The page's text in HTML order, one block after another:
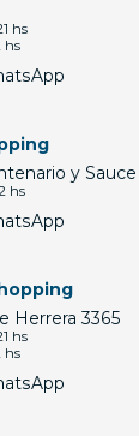
hs
hs
y Sauce
hs
Herrera 3365
hs
hs